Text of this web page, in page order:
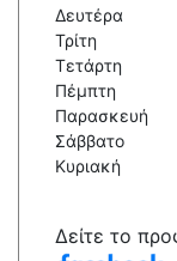
Δευτέρα
Τρίτη
Τετάρτη
Πέμπτη
Παρασκευή
Σάββατο
Κυριακή
Δείτε το